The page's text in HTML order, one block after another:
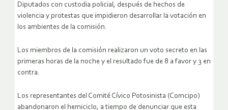
Diputados con custodia policial, después de hechos de
violencia y protestas que impidieron desarrollar la votación en
los ambientes de la comisión.
Los miembros de la comisión realizaron un voto secreto en las
primeras horas de la noche y el resultado fue de 8 a favor y 3 en
contra.
Los representantes del Comité Cívico Potosinista (Comcipo)
abandonaron el hemiciclo, a tiempo de denunciar que esta